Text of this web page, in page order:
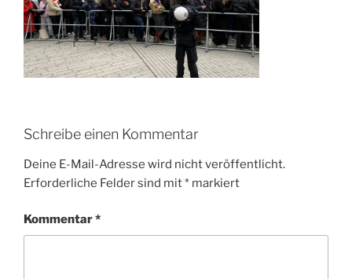
Schreibe einen Kommentar
Deine E-Mail-Adresse wird nicht veröffentlicht.
Erforderliche Felder sind mit* markiert
Kommentar*